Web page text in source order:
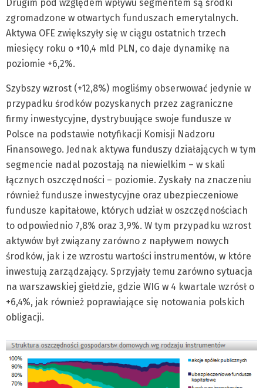
Drugim pod względem wpływu segmentem są środki
zgromadzone w otwartych funduszach emerytalnych.
Aktywa OFE zwiększyły się w ciągu ostatnich trzech
miesięcy roku o +10,4 mld PLN, co daje dynamikę na
poziomie +6,2%.
Szybszy wzrost (+12,8%) mogliśmy obserwować jedynie w
przypadku środków pozyskanych przez zagraniczne
firmy inwestycyjne, dystrybuujące swoje fundusze w
Polsce na podstawie notyfikacji Komisji Nadzoru
Finansowego. Jednak aktywa funduszy działających w tym
segmencie nadal pozostają na niewielkim – w skali
łącznych oszczędności – poziomie. Zyskały na znaczeniu
również fundusze inwestycyjne oraz ubezpieczeniowe
fundusze kapitałowe, których udział w oszczędnościach
to odpowiednio 7,8% oraz 3,9%. W tym przypadku wzrost
aktywów był związany zarówno z napływem nowych
środków, jak i ze wzrostu wartości instrumentów, w które
inwestują zarządzający. Sprzyjały temu zarówno sytuacja
na warszawskiej giełdzie, gdzie WIG w 4 kwartale wzrósł o
+6,4%, jak również poprawiające się notowania polskich
obligacji.